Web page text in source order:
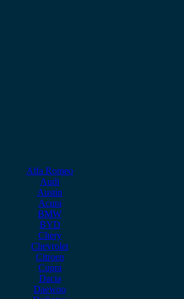
Alfa Romeo
Audi
Austin
Acura
BMW
BYD
Chery
Chevrolet
Citroen
Cupra
Dacia
Daewoo